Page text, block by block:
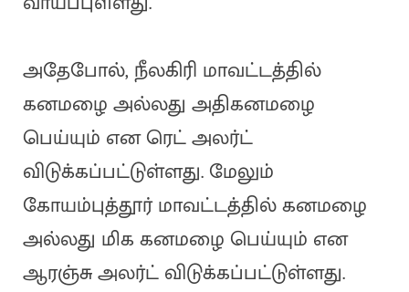
அதேபோல், நீலகிரி மாவட்டத்தில்
கனமழை அல்லது அதிகனமழை
பெய்யும் என ரெட் அலர்ட்
விடுக்கப்பட்டுள்ளது. மேலும்
கோயம்புத்தூர் மாவட்டத்தில் கனமழை
அல்லது மிக கனமழை பெய்யும் என
ஆரஞ்சு அலர்ட் விடுக்கப்பட்டுள்ளது.